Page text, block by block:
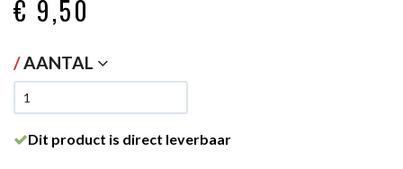
€ 9,50
/AANTAL
Dit product is direct leverbaar